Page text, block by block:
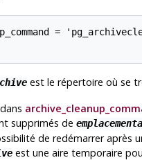
=
est le répertoire où se
supprimés de
de redémarrer après
est une aire temporaire